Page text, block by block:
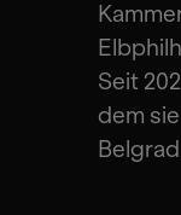
Seit
dem